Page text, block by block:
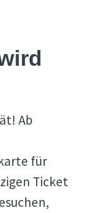
Ab
für
Ticket